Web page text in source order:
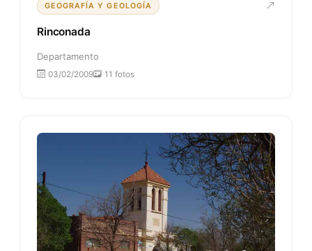
GEOGRAFÍA Y GEOLOGÍA
Rinconada
Departamento
03/02/2009 11 fotos